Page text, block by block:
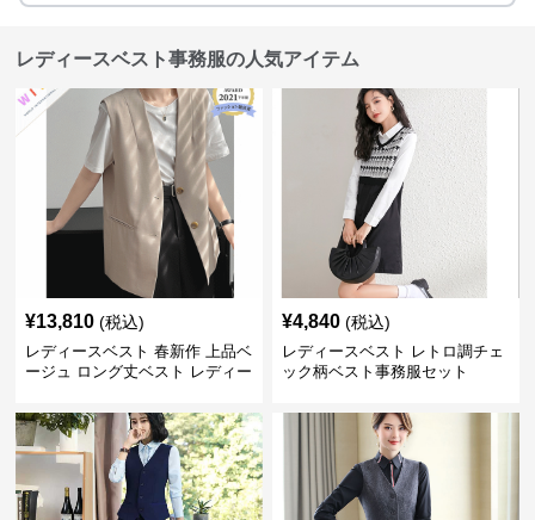
レディースベスト事務服の人気アイテム
¥13,810 (税込)
レディースベスト 春新作 上品ベ
ージュ ロング丈ベスト レディー
¥4,840 (税込)
レディースベスト レトロ調チェ
ック柄ベスト事務服セット